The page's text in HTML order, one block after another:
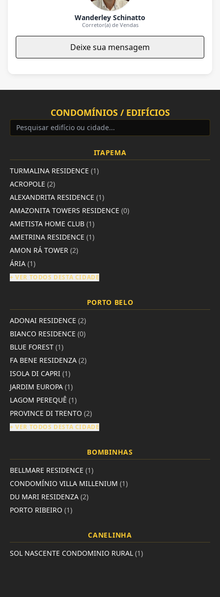
Wanderley Schinatto
Corretor(a) de Vendas
Deixe sua mensagem
CONDOMÍNIOS / EDIFÍCIOS
ITAPEMA
TURMALINA RESIDENCE (1)
ACROPOLE (2)
ALEXANDRITA RESIDENCE (1)
AMAZONITA TOWERS RESIDENCE (0)
AMETISTA HOME CLUB (1)
AMETRINA RESIDENCE (1)
AMON RÁ TOWER (2)
ÁRIA (1)
+ VER TODOS DESTA CIDADE
PORTO BELO
ADONAI RESIDENCE (2)
BIANCO RESIDENCE (0)
BLUE FOREST (1)
FA BENE RESIDENZA (2)
ISOLA DI CAPRI (1)
JARDIM EUROPA (1)
LAGOM PEREQUÊ (1)
PROVINCE DI TRENTO (2)
+ VER TODOS DESTA CIDADE
BOMBINHAS
BELLMARE RESIDENCE (1)
CONDOMÍNIO VILLA MILLENIUM (1)
DU MARI RESIDENZA (2)
PORTO RIBEIRO (1)
CANELINHA
SOL NASCENTE CONDOMINIO RURAL (1)